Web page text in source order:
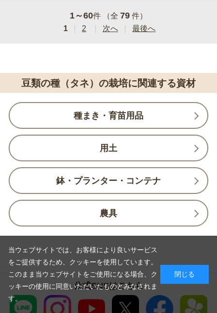
1～60件 （全 79 件）
1
2 次へ 最後へ
豆類の種（タネ）の栽培に関連する資材
種まき・育苗用品
用土
鉢・プランター・コンテナ
農具
公式SNSはこちら
当ウェブサイトでは、お客様により良いサービス
をご提供するため、クッキーを使用しています。
このまま当ウェブサイトをご使用になる場合、ク
ッキーの使用に同意いただいたものとみなされま
す。
閉じる